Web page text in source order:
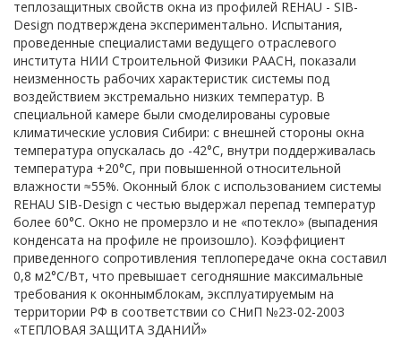
теплозащитных свойств окна из профилей REHAU - SIB-
Design подтверждена экспериментально. Испытания,
проведенные специалистами ведущего отраслевого
института НИИ Строительной Физики РААСН, показали
неизменность рабочих характеристик системы под
воздействием экстремально низких температур. В
специальной камере были смоделированы суровые
климатические условия Сибири: с внешней стороны окна
температура опускалась до -42°С, внутри поддерживалась
температура +20°С, при повышенной относительной
влажности ≈55%. Оконный блок с использованием системы
REHAU SIB-Design с честью выдержал перепад температур
более 60°С. Окно не промерзло и не «потекло» (выпадения
конденсата на профиле не произошло). Коэффициент
приведенного сопротивления теплопередаче окна составил
0,8 м2°C/Вт, что превышает сегодняшние максимальные
требования к оконнымблокам, эксплуатируемым на
территории РФ в соответствии со СНиП №23-02-2003
«ТЕПЛОВАЯ ЗАЩИТА ЗДАНИЙ»